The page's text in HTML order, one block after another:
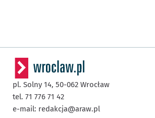
pl. Solny 14, 50-062 Wrocław
tel. 71 776 71 42
e-mail: redakcja@araw.pl